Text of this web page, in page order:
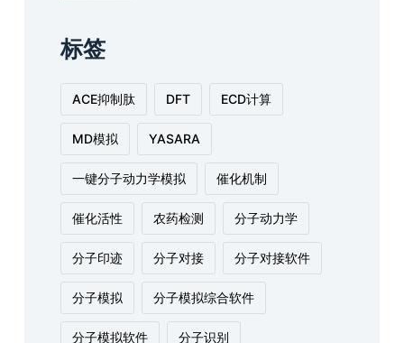
标签
ACE抑制肽 DFT ECD计算
MD模拟 YASARA
一键分子动力学模拟 催化机制
催化活性 农药检测 分子动力学
分子印迹 分子对接 分子对接软件
分子模拟 分子模拟综合软件
分子模拟软件 分子识别